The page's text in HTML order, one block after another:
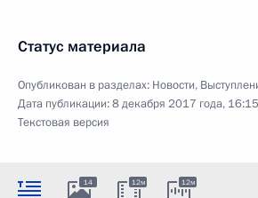
Статус материала
Опубликован в разделах: Новости,
Дата публикации:8 декабря 2017 года, 16:15
Текстовая версия
14 12м 12м